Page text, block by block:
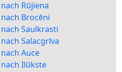
Rūjiena
Brocēni
Saulkrasti
Salacgrīva
Auce
Ilūkste